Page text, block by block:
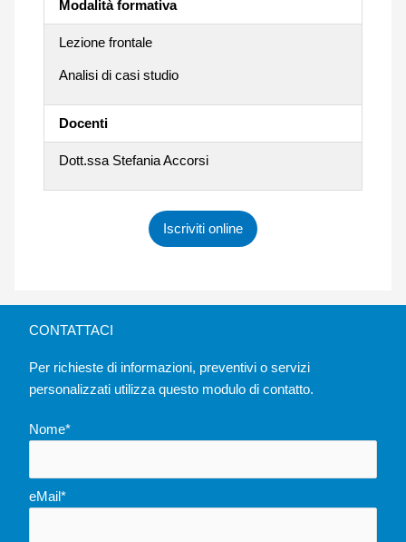
Modalità formativa
Lezione frontale
Analisi di casi studio
Docenti
Dott.ssa Stefania Accorsi
Iscriviti online
CONTATTACI
Per richieste di informazioni, preventivi o servizi
personalizzati utilizza questo modulo di contatto.
Nome*
eMail*